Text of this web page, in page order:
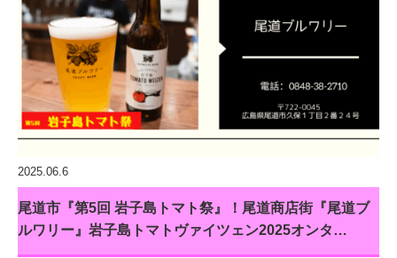
2025.06.6
尾道市『第5回 岩子島トマト祭』！尾道商店街『尾道ブ
ルワリー』岩子島トマトヴァイツェン2025オンタ…